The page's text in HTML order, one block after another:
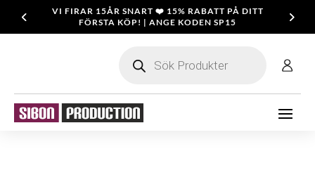
VI FIRAR 15ÅR SNART ❤️ 15% RABATT PÅ DITT
FÖRSTA KÖP! | ANGE KODEN SP15
search